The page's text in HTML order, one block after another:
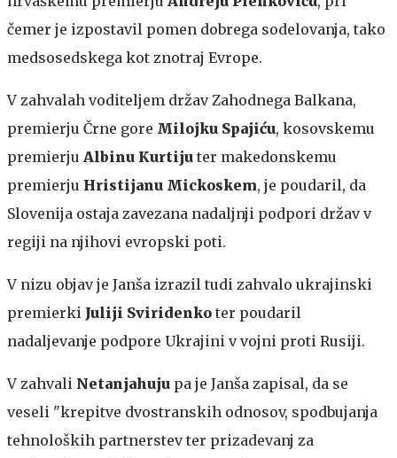
čemer je izpostavil pomen dobrega sodelovanja, tako
medsosedskega kot znotraj Evrope.
V zahvalah voditeljem držav Zahodnega Balkana,
premierju Črne gore Milojku Spajiću, kosovskemu
premierju Albinu Kurtiju ter makedonskemu
premierju Hristijanu Mickoskem, je poudaril, da
Slovenija ostaja zavezana nadaljnji podpori držav v
regiji na njihovi evropski poti.
V nizu objav je Janša izrazil tudi zahvalo ukrajinski
premierki Juliji Sviridenko ter poudaril
nadaljevanje podpore Ukrajini v vojni proti Rusiji.
V zahvali Netanjahuju pa je Janša zapisal, da se
veseli "krepitve dvostranskih odnosov, spodbujanja
tehnoloških partnerstev ter prizadevanj za